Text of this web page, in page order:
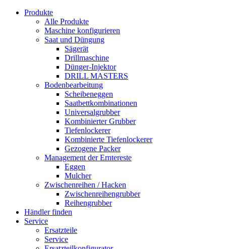
Produkte
Alle Produkte
Maschine konfigurieren
Saat und Düngung
Sägerät
Drillmaschine
Dünger-Injektor
DRILL MASTERS
Bodenbearbeitung
Scheibeneggen
Saatbettkombinationen
Universalgrubber
Kombinierter Grubber
Tiefenlockerer
Kombinierte Tiefenlockerer
Gezogene Packer
Management der Erntereste
Eggen
Mulcher
Zwischenreihen / Hacken
Zwischenreihengrubber
Reihengrubber
Händler finden
Service
Ersatzteile
Service